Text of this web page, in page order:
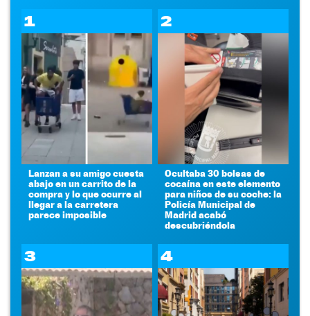
1
Lanzan a su amigo cuesta
abajo en un carrito de la
compra y lo que ocurre al
llegar a la carretera
parece imposible
2
Ocultaba 30 bolsas de
cocaína en este elemento
para niños de su coche: la
Policía Municipal de
Madrid acabó
descubriéndola
3 4